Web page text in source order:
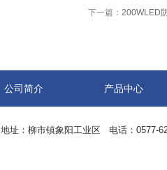
下一篇： 200WLED
公司简介 产品中心
地址：柳市镇象阳工业区 电话：0577-